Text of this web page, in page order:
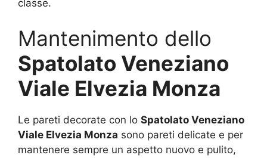
classe.
Mantenimento dello
Spatolato Veneziano
Viale Elvezia Monza
Le pareti decorate con lo Spatolato Veneziano
Viale Elvezia Monza sono pareti delicate e per
mantenere sempre un aspetto nuovo e pulito,